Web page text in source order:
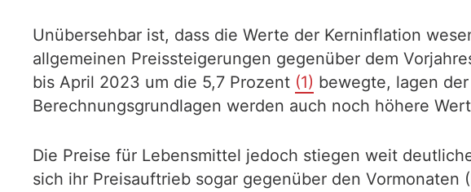
Unübersehbar ist, dass die Werte der Kerninflation
allgemeinen Preissteigerungen gegenüber dem
bis April 2023 um die 5,7 Prozent (1) bewegte, lagen
Berechnungsgrundlagen werden auch noch höhere
Die Preise für Lebensmittel jedoch stiegen weit
sich ihr Preisauftrieb sogar gegenüber den